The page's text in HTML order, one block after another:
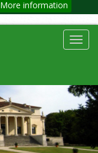
More information